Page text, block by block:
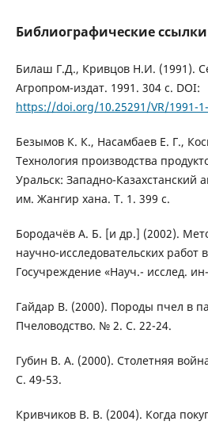
Библиографические ссылки
Билаш Г.Д., Кривцов Н.И. (1991).
Агропром-издат. 1991. 304 с. DOI:
https://doi.org/10.25291/VR/1991-
Безымов К. К., Насамбаев Е. Г.,
Технология производства
Уральск: Западно-Казахстанский
им. Жангир хана. Т. 1. 399 с.
Бородачёв А. Б. [и др.] (2002).
научно-исследовательских работ
Госучреждение «Науч.- исслед.
Гайдар В. (2000). Породы пчел в
Пчеловодство. № 2. С. 22-24.
Губин В. А. (2000). Столетняя
С. 49-53.
Кривчиков В. В. (2004). Когда